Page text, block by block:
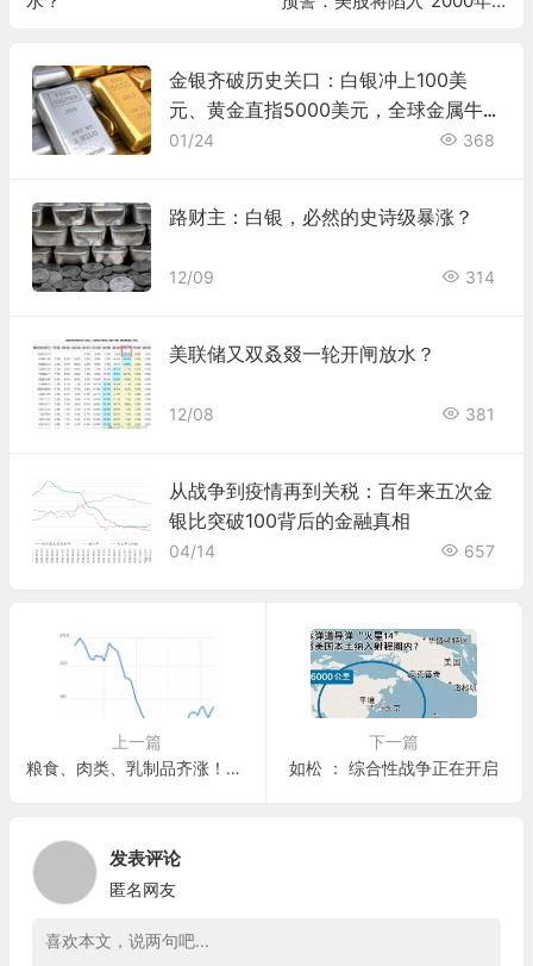
金银齐破历史关口：白银冲上100美
元、黄金直指5000美元，全球金属牛
市还能走多远？
01/24 368
路财主：白银，必然的史诗级暴涨？
12/09 314
美联储又双叒叕一轮开闸放水？
12/08 381
从战争到疫情再到关税：百年来五次金
银比突破100背后的金融真相
04/14 657
上一篇
粮食、肉类、乳制品齐涨！全球食品价格飙升至两年来最高
下一篇
如松 ： 综合性战争正在开启
发表评论
匿名网友